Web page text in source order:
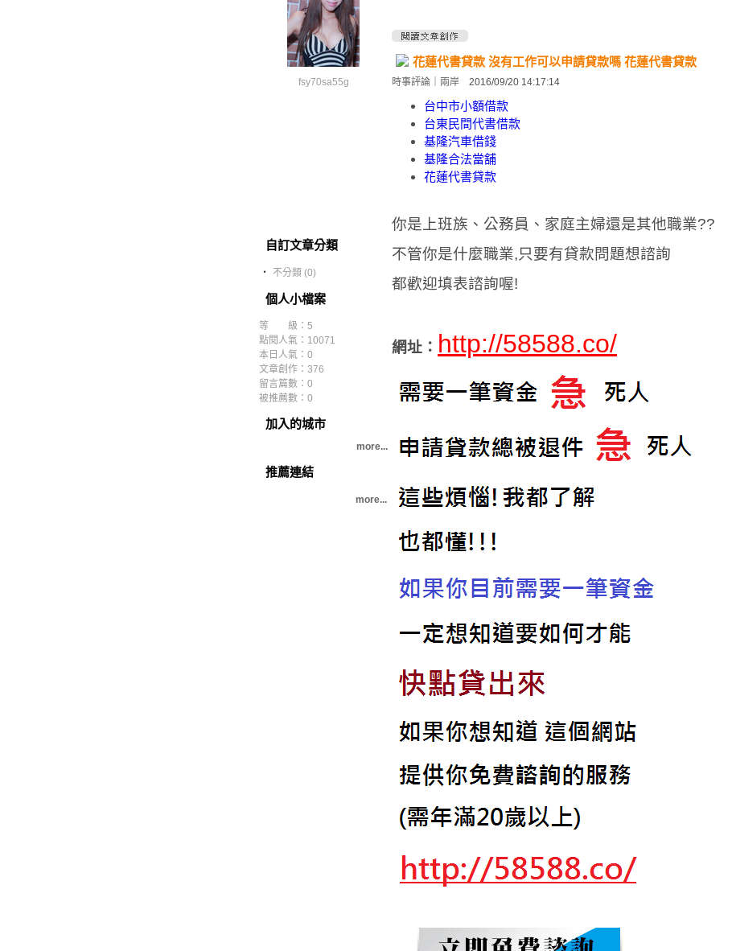
fsy70sa55g
自訂文章分類
‧ 不分類 (0)
個人小檔案
等 級：5
點閱人氣：10071
本日人氣：0
文章創作：376
留言篇數：0
被推薦數： 0
加入的城市
more...
推薦連結
more...
花蓮代書貸款 沒有工作可以申請貸款嗎 花蓮代書貸款
時事評論 兩岸 2016/09/20 14:17:14
台中市小額借款
台東民間代書借款
基隆汽車借錢
基隆合法當舖
花蓮代書貸款
你是上班族、公務員、家庭主婦還是其他職業??
不管你是什麼職業,只要有貸款問題想諮詢
都歡迎填表諮詢喔!
網址： http://58588.co/